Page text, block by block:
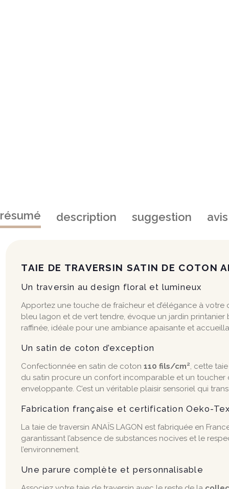
résumé description suggestion
TAIE DE TRAVERSIN SATIN DE COTON
Un traversin au design floral et lumineux
Apportez une touche de fraîcheur et d’élégance à
bleu lagon et de vert tendre, évoque un jardin
raffinée, idéale pour une ambiance apaisante et
Un satin de coton d’exception
Confectionnée en satin de coton110 fils/cm², cette
du satin procure un confort incomparable et un
enveloppante. C’est un véritable plaisir sensoriel qui
Fabrication française et certification Oeko-
La taie de traversin ANAÏS LAGON est fabriquée en
garantissant l’absence de substances nocives et le
l’environnement.
Une parure complète et personnalisable